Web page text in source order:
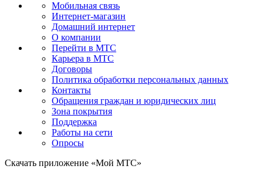
Мобильная связь
Интернет-магазин
Домашний интернет
О компании
Перейти в МТС
Карьера в МТС
Договоры
Политика обработки персональных данных
Контакты
Обращения граждан и юридических лиц
Зона покрытия
Поддержка
Работы на сети
Опросы
Скачать приложение «Мой МТС»